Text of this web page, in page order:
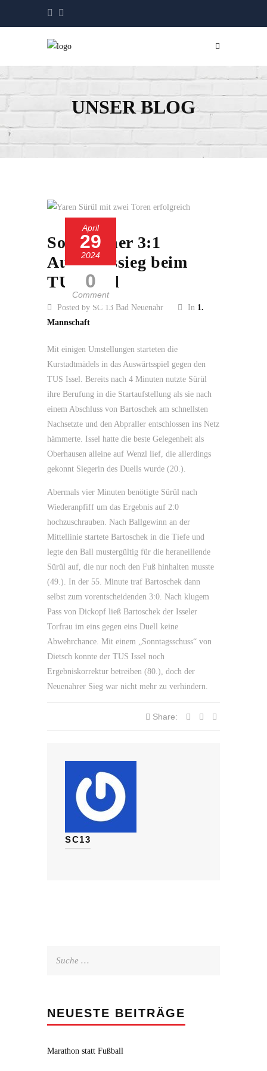
UNSER BLOG
April
29
2024
0
Comment
Souveräner 3:1
Auswärtssieg beim
TUS Issel
Posted by SC 13 Bad Neuenahr In 1.
Mannschaft
Mit einigen Umstellungen starteten die
Kurstadtmädels in das Auswärtsspiel gegen den
TUS Issel. Bereits nach 4 Minuten nutzte Sürül
ihre Berufung in die Startaufstellung als sie nach
einem Abschluss von Bartoschek am schnellsten
Nachsetzte und den Abpraller entschlossen ins Netz
hämmerte. Issel hatte die beste Gelegenheit als
Oberhausen alleine auf Wenzl lief, die allerdings
gekonnt Siegerin des Duells wurde (20.).
Abermals vier Minuten benötigte Sürül nach
Wiederanpfiff um das Ergebnis auf 2:0
hochzuschrauben. Nach Ballgewinn an der
Mittellinie startete Bartoschek in die Tiefe und
legte den Ball mustergültig für die heraneillende
Sürül auf, die nur noch den Fuß hinhalten musste
(49.). In der 55. Minute traf Bartoschek dann
selbst zum vorentscheidenden 3:0. Nach klugem
Pass von Dickopf ließ Bartoschek der Isseler
Torfrau im eins gegen eins Duell keine
Abwehrchance. Mit einem „Sonntagsschuss“ von
Dietsch konnte der TUS Issel noch
Ergebniskorrektur betreiben (80.), doch der
Neuenahrer Sieg war nicht mehr zu verhindern.
Share:
SC13
NEUESTE BEITRÄGE
Marathon statt Fußball